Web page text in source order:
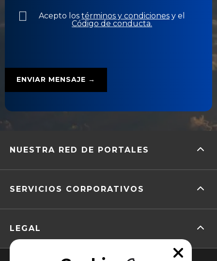
Acepto lostérminos y condiciones y el
Código de conducta.
NUESTRA RED DE PORTALES
SERVICIOS CORPORATIVOS
LEGAL